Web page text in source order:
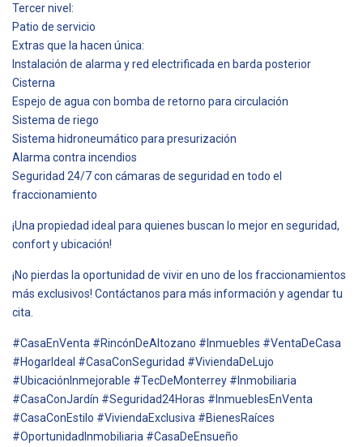
Tercer nivel:
Patio de servicio
Extras que la hacen única:
Instalación de alarma y red electrificada en barda posterior
Cisterna
Espejo de agua con bomba de retorno para circulación
Sistema de riego
Sistema hidroneumático para presurización
Alarma contra incendios
Seguridad 24/7 con cámaras de seguridad en todo el
fraccionamiento
¡Una propiedad ideal para quienes buscan lo mejor en seguridad,
confort y ubicación!
¡No pierdas la oportunidad de vivir en uno de los fraccionamientos
más exclusivos! Contáctanos para más información y agendar tu
cita.
#CasaEnVenta #RincónDeAltozano #Inmuebles #VentaDeCasa
#HogarIdeal #CasaConSeguridad #ViviendaDeLujo
#UbicaciónInmejorable #TecDeMonterrey #Inmobiliaria
#CasaConJardín #Seguridad24Horas #InmueblesEnVenta
#CasaConEstilo #ViviendaExclusiva #BienesRaíces
#OportunidadInmobiliaria #CasaDeEnsueño